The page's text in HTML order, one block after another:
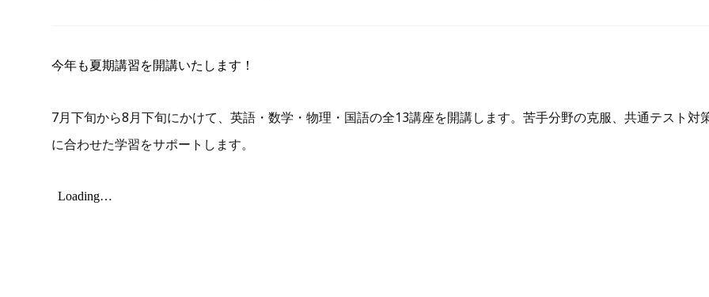
今年も夏期講習を開講いたします！
7月下旬から8月下旬にかけて、英語・数学・物理・国語の全13講座を開講します。苦手分野の克服、共通テスト
に合わせた学習をサポートします。